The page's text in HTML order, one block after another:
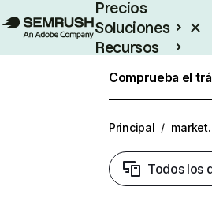
Precios
Soluciones
Recursos
Comprueba el
Principal /
Todos los